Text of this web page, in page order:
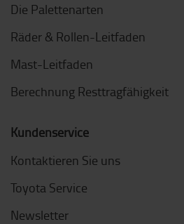
Die Palettenarten
Räder & Rollen-Leitfaden
Mast-Leitfaden
Berechnung Resttragfähigkeit
Kundenservice
Kontaktieren Sie uns
Toyota Service
Newsletter